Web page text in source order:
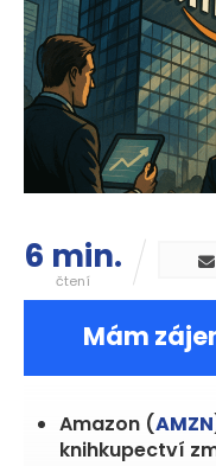
6 min.
čtení
Mám
Amazon (AMZN
knihkupectví